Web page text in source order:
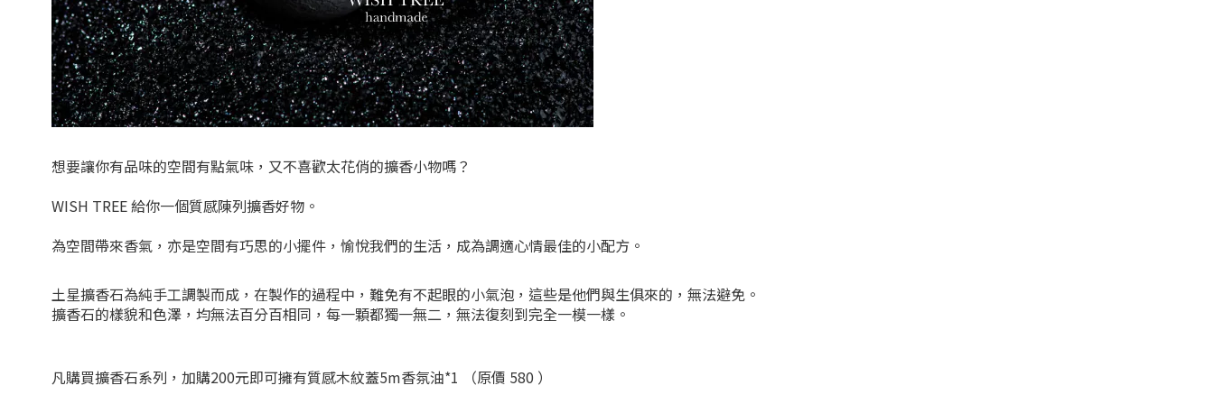
想要讓你有品味的空間有點氣味，又不喜歡太花俏的擴香小物嗎？
WISH TREE 給你一個質感陳列擴香好物。
為空間帶來香氣，亦是空間有巧思的小擺件， 愉悅我們的生活，成為調適心情最佳的小配方。
土星擴香石為純手工調製而成，在製作的過程中，難免有不起眼的小氣泡，這些是他們與生俱來的，無法避免。
擴香石的樣貌和色澤，均無法百分百相同，每一顆都獨一無二，無法復刻到完全一模一樣。
凡購買擴香石系列，加購200元即可擁有質感木紋蓋5m香氛油*1 （原價 580 ）